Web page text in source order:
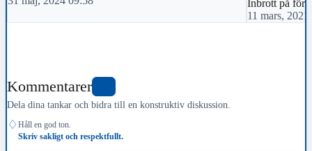
Inbrott på
11 mars,
Kommentarer
Dela dina tankar och bidra till en konstruktiv diskussion.
♢ Håll en god ton.
Skriv sakligt och respektfullt.